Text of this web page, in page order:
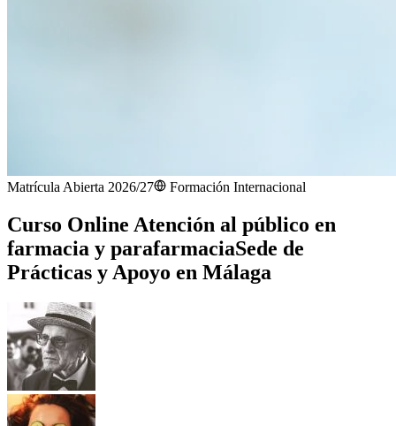
Matrícula Abierta 2026/27 Formación Internacional
Curso Online Atención al público en
farmacia y parafarmaciaSede de
Prácticas y Apoyo en Málaga